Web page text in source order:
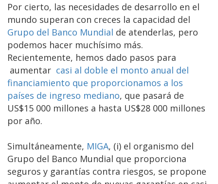
Por cierto, las necesidades de desarrollo en el
mundo superan con creces la capacidad del
Grupo del Banco Mundial de atenderlas, pero
podemos hacer muchísimo más.
Recientemente, hemos dado pasos para
aumentar casi al doble el monto anual del
financiamiento que proporcionamos a los
países de ingreso mediano, que pasará de
US$15 000 millones a hasta US$28 000 millones
por año.
Simultáneamente, MIGA, (i) el organismo del
Grupo del Banco Mundial que proporciona
seguros y garantías contra riesgos, se propone